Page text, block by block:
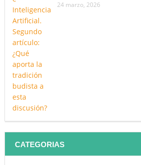
24 marzo, 2026
CATEGORIAS